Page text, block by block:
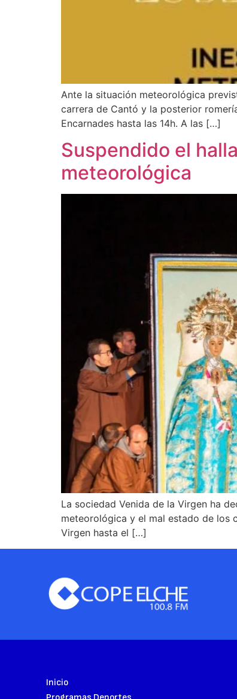
Ante la situación meteorológica
carrera de Cantó y la posterior
Encarnades hasta las 14h. A las […]
Suspendido el
meteorológica
La sociedad Venida de la Virgen ha
meteorológica y el mal estado de los
Virgen hasta el […]
Inicio